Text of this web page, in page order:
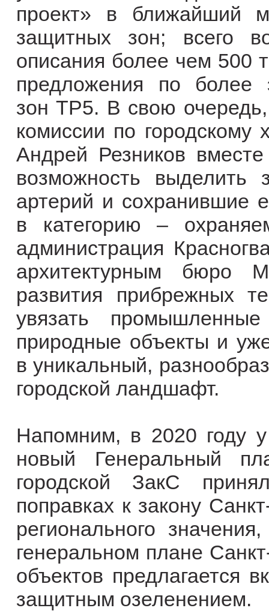
проект» в ближайший
защитных зон; всего
описания более чем 500
предложения по более
зон ТР5. В свою
комиссии по городскому
Андрей Резников
возможность
артерий и сохранившие
в категорию –
администрация
архитектурным бюро
развития прибрежных
увязать промышленные
природные объекты и
в уникальный,
городской ландшафт.
Напомним, в 2020 году
новый Генеральный
городской ЗакС
поправках к закону
регионального
генеральном плане
объектов предлагается
защитным озеленением.